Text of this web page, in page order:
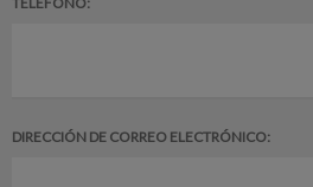
DIRECCIÓN DE CORREO ELECTRÓNICO: